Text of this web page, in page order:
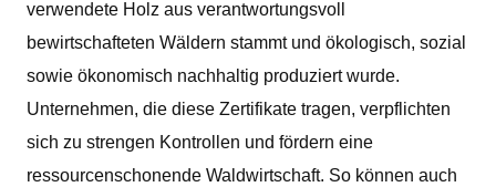
verwendete Holz aus verantwortungsvoll
bewirtschafteten Wäldern stammt und ökologisch, sozial
sowie ökonomisch nachhaltig produziert wurde.
Unternehmen, die diese Zertifikate tragen, verpflichten
sich zu strengen Kontrollen und fördern eine
ressourcenschonende Waldwirtschaft. So können auch